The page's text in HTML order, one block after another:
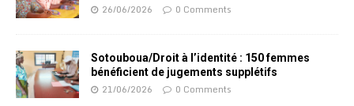
26/06/2026 0 Comments
Sotouboua/Droit à l’identité : 150 femmes
bénéficient de jugements supplétifs
21/06/2026 0 Comments